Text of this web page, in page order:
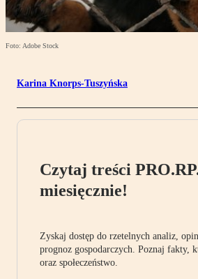
Foto: Adobe Stock
Karina Knorps-Tuszyńska
Czytaj treści
miesięcznie!
Zyskaj dostęp do rzetelnych analiz,
prognoz gospodarczych. Poznaj fakty,
oraz społeczeństwo.